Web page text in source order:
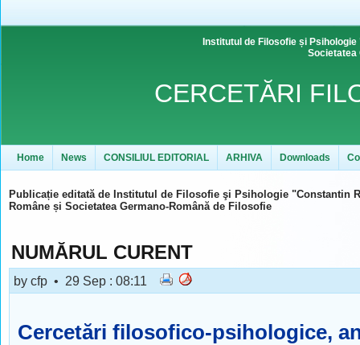
Institutul de Filosofie și
Societatea
CERCETĂRI
Home News CONSILIUL EDITORIAL ARHIVA Downloads
Publicație editată de Institutul de Filosofie şi Psihologie "Constantin
Române și Societatea Germano-Română de Filosofie
NUMĂRUL CURENT
by cfp • 29 Sep : 08:11
Cercetări filosofico-psihologice,